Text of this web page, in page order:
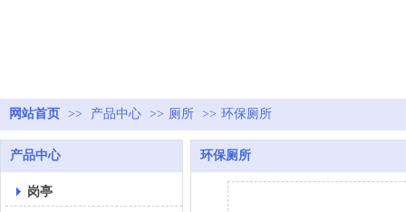
网站首页 >> 产品中心 >> 厕所 >> 环保厕所
产品中心
岗亭
环保厕所